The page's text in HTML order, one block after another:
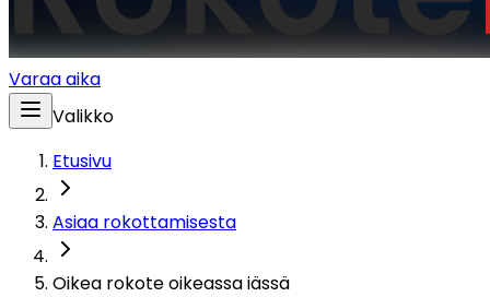
Varaa aika
Valikko
Etusivu
Asiaa rokottamisesta
Oikea rokote oikeassa iässä